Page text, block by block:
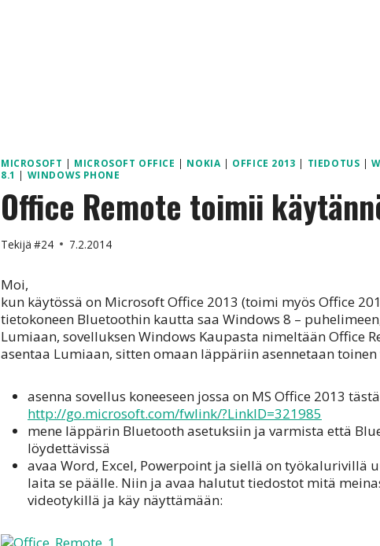
MICROSOFT | MICROSOFT OFFICE | NOKIA | OFFICE 2013 | TIEDOTUS |
8.1 | WINDOWS PHONE
Office Remote toimii
Tekijä #24 7.2.2014
Moi,
kun käytössä on Microsoft Office 2013 (toimi myös Office
tietokoneen Bluetoothin kautta saa Windows 8 –
Lumiaan, sovelluksen Windows Kaupasta nimeltään Office
asentaa Lumiaan, sitten omaan läppäriin asennetaan
asenna sovellus koneeseen jossa on MS Office 2013
http://go.microsoft.com/fwlink/?LinkID=321985
mene läppärin Bluetooth asetuksiin ja varmista että
löydettävissä
avaa Word, Excel, Powerpoint ja siellä on työkalurivillä
laita se päälle. Niin ja avaa halutut tiedostot mitä
videotykillä ja käy näyttämään: